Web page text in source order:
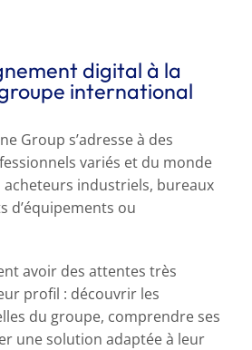
digital à la
international
Group s’adresse à des
variés et du monde
industriels, bureaux
d’équipements ou
avoir des attentes très
profil : découvrir les
du groupe, comprendre ses
une solution adaptée à leur